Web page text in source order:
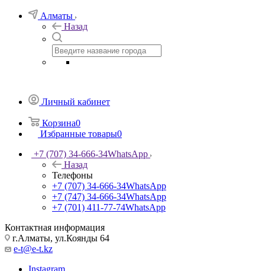
Алматы
Назад
Личный кабинет
Корзина0
Избранные товары0
+7 (707) 34-666-34WhatsApp
Назад
Телефоны
+7 (707) 34-666-34WhatsApp
+7 (747) 34-666-34WhatsApp
+7 (701) 411-77-74WhatsApp
Контактная информация
г.Алматы, ул.Коянды 64
e-t@e-t.kz
Instagram